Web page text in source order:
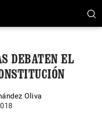
DEBATEN EL
Oliva